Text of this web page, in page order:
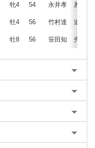
牝4 54 永井孝 差
牡4 56 竹村達 追
牡8 56 笹田知 先